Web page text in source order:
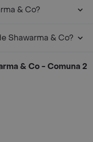
& Co?
Shawarma & Co?
& Co - Comuna 2